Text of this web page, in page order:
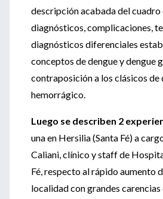
descripción acabada del
diagnósticos, complicaciones,
diagnósticos diferenciales
conceptos de dengue y dengue
contraposición a los clásicos de
hemorrágico.
Luego se describen 2
una en Hersilia (Santa Fé) a
Caliani, clínico y staff de
Fé, respecto al rápido aumento
localidad con grandes